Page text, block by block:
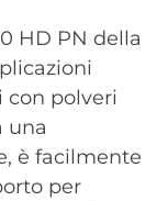
HD PN della
polveri
una
è facilmente
per